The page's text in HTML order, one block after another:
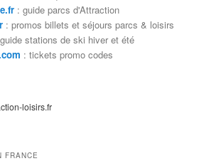
: guide parcs d'Attraction
: promos billets et séjours parcs & loisirs
stations de ski hiver et été
: tickets promo codes
loisirs.fr
FRANCE